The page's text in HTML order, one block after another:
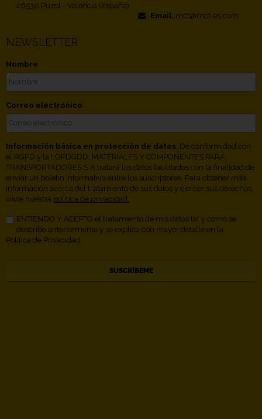
46530 Puzol - Valencia (España)
Email: mct@mct-es.com
NEWSLETTER
Nombre
Correo electrónico
Información básica en protección de datos . De conformidad con
el RGPD y la LOPDGDD, MATERIALES Y COMPONENTES PARA
TRANSPORTADORES S.A tratará los datos facilitados con la finalidad de
enviar un boletín informativo entre los suscriptores. Para obtener más
información acerca del tratamiento de sus datos y ejercer sus derechos,
visite nuestra política de privacidad.
ENTIENDO Y ACEPTO el tratamiento de mis datos tal y como se
describe anteriormente y se explica con mayor detalle en la
Política de Privacidad.